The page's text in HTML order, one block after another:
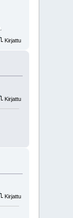
Kirjattu
Kirjattu
Kirjattu